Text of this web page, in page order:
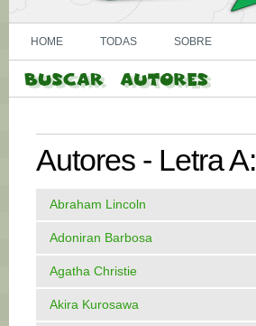
HOME TODAS SOBRE
Autores - Letra A:
Abraham Lincoln
Adoniran Barbosa
Agatha Christie
Akira Kurosawa